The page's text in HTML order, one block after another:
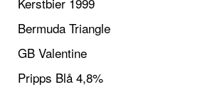
Bermuda Triangle
GB Valentine
Pripps Blå 4,8%